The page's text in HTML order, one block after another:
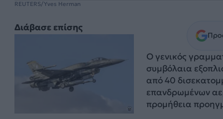
REUTERS/Yves Herman
Διάβασε επίσης
Ο γενικός
συμβόλαια
από 40
επανδρωμένων
προμήθεια